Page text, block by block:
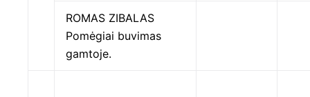
ROMAS ZIBALAS
Pomėgiai buvimas
gamtoje.